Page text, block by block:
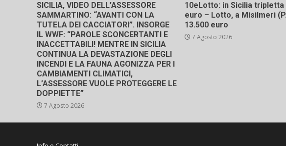
SICILIA, VIDEO DELL’ASSESSORE
SAMMARTINO: “AVANTI CON LA
TUTELA DEI CACCIATORI”. INSORGE
IL WWF: “PAROLE SCONCERTANTI E
INACCETTABILI! MENTRE IN SICILIA
CONTINUA LA DEVASTAZIONE DEGLI
INCENDI E LA FAUNA AGONIZZA PER I
CAMBIAMENTI CLIMATICI,
L’ASSESSORE VUOLE PROTEGGERE LE
DOPPIETTE”
7 Agosto 2026
10eLotto: in Sicilia tripletta
euro – Lotto, a Misilmeri
13.500 euro
7 Agosto 2026